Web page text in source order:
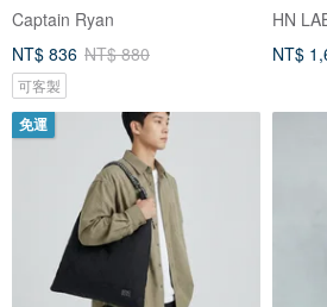
Captain Ryan
NT$ 836 NT$ 880
可客製
HN
NT$
免運